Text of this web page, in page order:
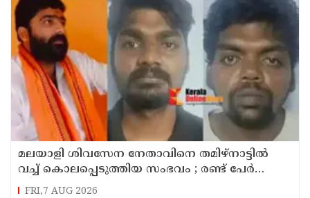
മലയാളി ശിവസേന നേതാവിനെ തമിഴ്നാട്ടിൽ
വച്ച് കൊലപ്പെടുത്തിയ സംഭവം ; രണ്ട് പേർ
പിടിയിൽ
FRI,7 AUG 2026